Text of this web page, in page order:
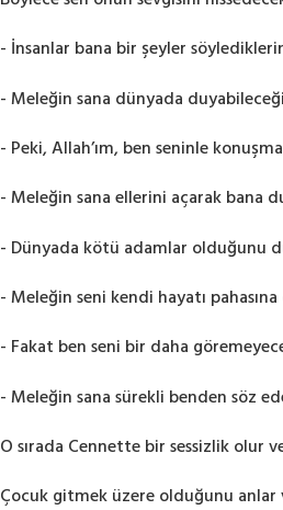
- İnsanlar bana bir şeyler
- Meleğin sana dünyada
- Peki, Allah’ım, ben seninle
- Meleğin sana ellerini açarak bana
- Dünyada kötü adamlar olduğunu
- Meleğin seni kendi hayatı
- Fakat ben seni bir daha
- Meleğin sana sürekli benden söz
O sırada Cennette bir sessizlik olur
Çocuk gitmek üzere olduğunu anlar